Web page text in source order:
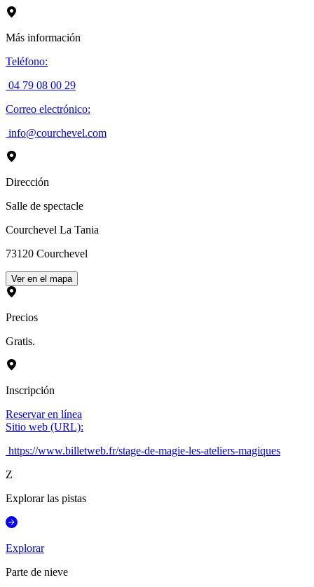
Más información
Teléfono:
04 79 08 00 29
Correo electrónico:
info@courchevel.com
Dirección
Salle de spectacle
Courchevel La Tania
73120 Courchevel
Ver en el mapa
Precios
Gratis.
Inscripción
Reservar en línea
Sitio web (URL):
https://www.billetweb.fr/stage-de-magie-les-ateliers-magiques
Z
Explorar las pistas
Explorar
Parte de nieve